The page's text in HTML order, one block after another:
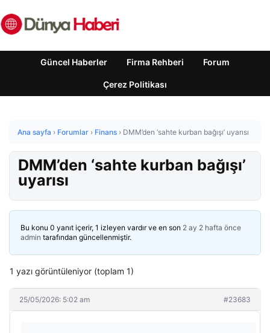
Güncel Haberler Firma Rehberi Forum
Çerez Politikası
Ana sayfa › Forumlar › Finans › DMM’den ‘sahte kurban bağışı’ uyarısı
DMM’den ‘sahte kurban bağışı’
uyarısı
Bu konu 0 yanıt içerir, 1 izleyen vardır ve en son 2 ay 2 hafta önce
admin tarafından güncellenmiştir.
1 yazı görüntüleniyor (toplam 1)
25/05/2026: 5:02 am #23683